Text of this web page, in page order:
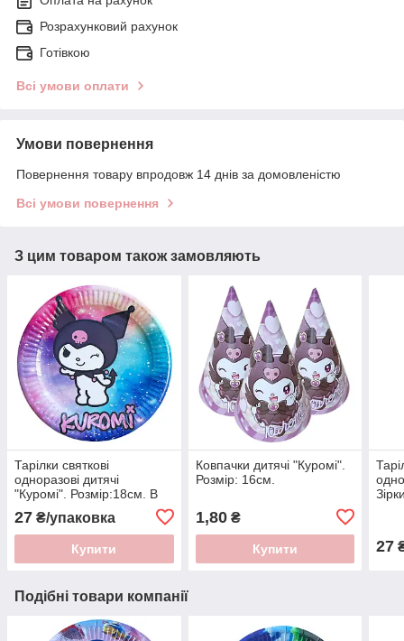
Розрахунковий рахунок
Готівкою
Всі умови оплати
Умови повернення
Повернення товару впродовж 14 днів за домовленістю
Всі умови повернення
З цим товаром також замовляють
Тарілки святкові
одноразові дитячі
"Куромi". Розмір:18см. В
27 ₴/упаковка
Купити
Ковпачки дитячі "Куромi".
Розмір: 16см.
1,80₴
Купити 27
Подібні товари компанії